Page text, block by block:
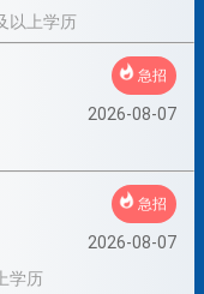
以上学历
急招
2026-08-07
急招
2026-08-07
学历